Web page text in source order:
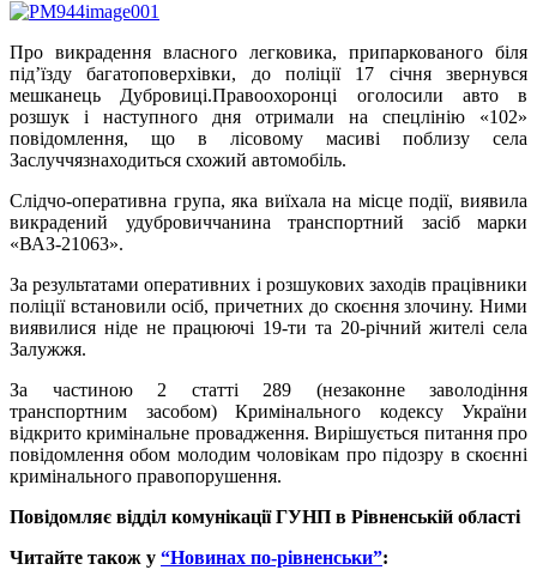
Про викрадення власного легковика, припаркованого біля
під’їзду багатоповерхівки, до поліції 17 січня звернувся
мешканець Дубровиці.Правоохоронці оголосили авто в
розшук і наступного дня отримали на спецлінію «102»
повідомлення, що в лісовому масиві поблизу села
Заслуччязнаходиться схожий автомобіль.
Слідчо-оперативна група, яка виїхала на місце події, виявила
викрадений удубровиччанина транспортний засіб марки
«ВАЗ-21063».
За результатами оперативних і розшукових заходів працівники
поліції встановили осіб, причетних до скоєння злочину. Ними
виявилися ніде не працюючі 19-ти та 20-річний жителі села
Залужжя.
За частиною 2 статті 289 (незаконне заволодіння
транспортним засобом) Кримінального кодексу України
відкрито кримінальне провадження. Вирішується питання про
повідомлення обом молодим чоловікам про підозру в скоєнні
кримінального правопорушення.
Повідомляє відділ комунікаціїГУНП в Рівненській області
Читайте також у “Новинах по-рівненськи”: